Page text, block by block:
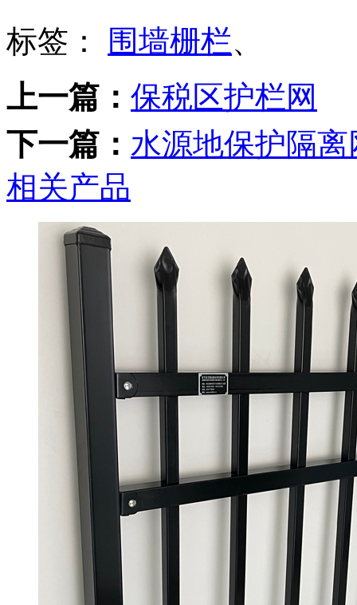
标签： 围墙栅栏、
上一篇： 保税区护栏网
下一篇： 水源地保护隔离
相关产品